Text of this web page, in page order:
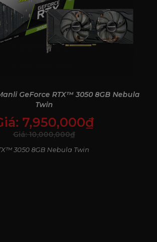
Ray Tracing, cảnh vật trở nên chân thật
ánh sáng động và phản chiếu chính xác.
độ không Ray Tracing thường dùng ánh
ít chiều sâu và kém tự nhiên hơn.
GeForce RTX™ 3050 8GB Nebula
Twin
7,950,000₫
Giá:10,000,000₫
3050 8GB Nebula Twin